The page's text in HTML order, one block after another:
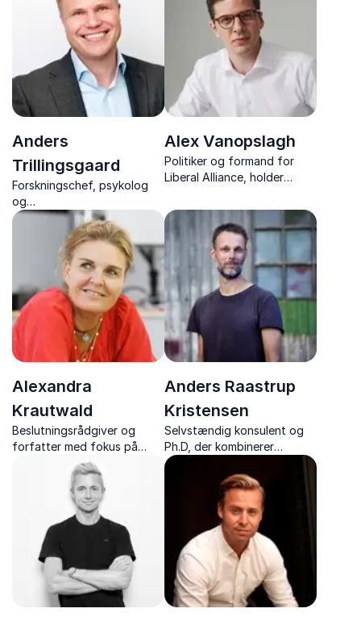
Anders
Trillingsgaard
Forskningschef, psykolog
og
bestyrelsesformand Anders
Trillingsgaard leverer
lærerige foredrag om
ledelse, ledergrupper og
samarbejde.
Alex Vanopslagh
Politiker og formand for
Liberal Alliance, holder
personlig udvikling og
ledelse – baseret på egne
erfaringer fra dansk politik.
Alexandra
Krautwald
Beslutningsrådgiver og
forfatter med fokus på
ledelse og strategi, der
ruster jer til fremtidens
arbejdsmarked med
nærværende og lærende
foredrag.
Anders Raastrup
Kristensen
Selvstændig konsulent og
Ph.D, der kombinerer
forskning og formidling i
foredrag om selvledelse og
balance i arbejde- og